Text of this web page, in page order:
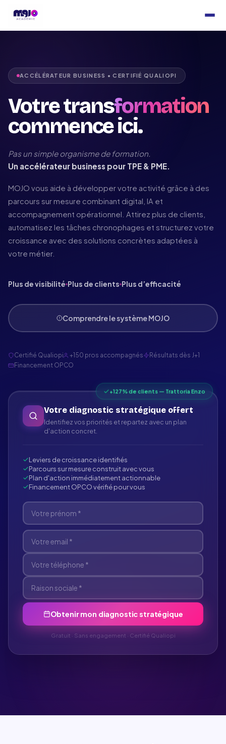
ACCÉLÉRATEUR BUSINESS • CERTIFIÉ QUALIOPI
Votre transformation
commence ici.
Pas un simple organisme de formation.
Un accélérateur business pour TPE & PME.
MOJO vous aide à développer votre activité grâce à des
parcours sur mesure combinant digital, IA et
accompagnement opérationnel. Attirez plus de clients,
automatisez les tâches chronophages et structurez votre
croissance avec des solutions concrètes adaptées à
votre métier.
Plus de visibilité Plus de clients Plus d’efficacité
Comprendre le système MOJO
Certifié Qualiopi +150 pros accompagnés
Résultats dès J+1
Financement OPCO
+127% de clients — Trattoria Enzo
Votre diagnostic stratégique offert
Identifiez vos priorités et repartez avec un plan
d'action concret.
Leviers de croissance identifiés
Parcours sur mesure construit avec vous
Plan d'action immédiatement actionnable
Financement OPCO vérifié pour vous
Obtenir mon diagnostic stratégique
Gratuit · Sans engagement · Certifié Qualiopi